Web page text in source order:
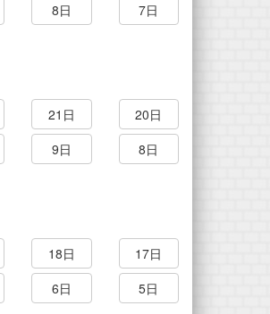
8日
7日
21日
20日
9日
8日
18日
17日
6日 5日